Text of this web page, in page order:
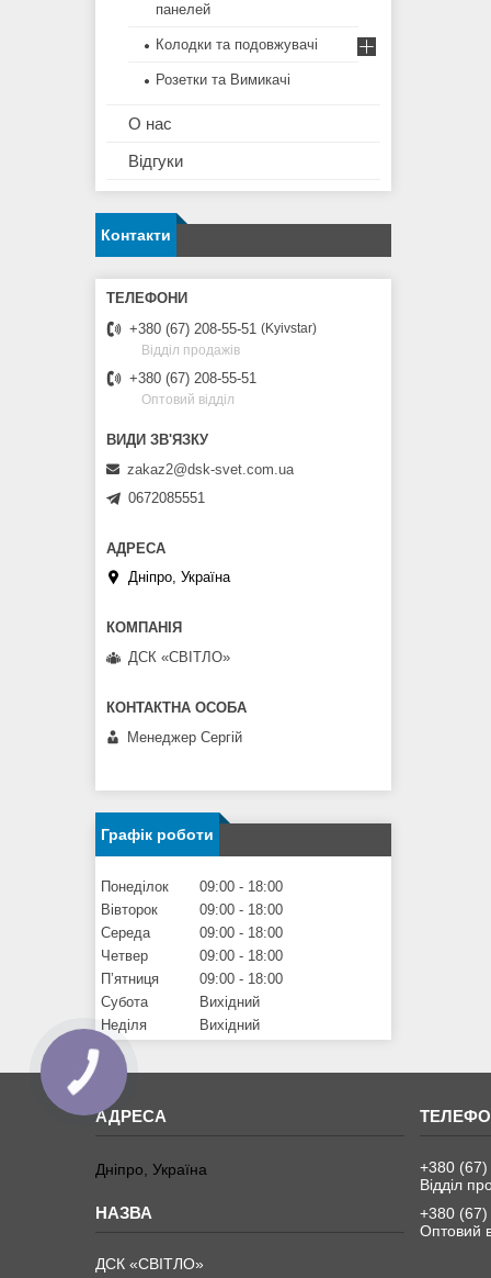
панелей
Колодки та подовжувачі
Розетки та Вимикачі
О нас
Відгуки
Контакти
+380 (67) 208-55-51
Kyivstar
Відділ продажів
+380 (67) 208-55-51
Оптовий відділ
zakaz2@dsk-svet.com.ua
0672085551
Дніпро, Україна
ДСК «СВІТЛО»
Менеджер Сергій
Графік роботи
Понеділок 09:00
18:00
Вівторок
09:00
18:00
Середа
09:00
18:00
Четвер
09:00
18:00
Пʼятниця
09:00
18:00
Субота
Вихідний
Неділя
Вихідний
Дніпро, Україна
ДСК «СВІТЛО»
+380
Відділ
+380
Оптовий